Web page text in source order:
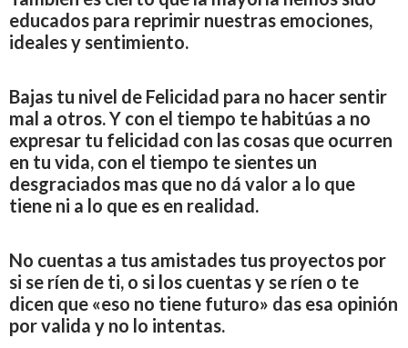
educados para reprimir nuestras emociones,
ideales y sentimiento.
Bajas tu nivel de Felicidad para no hacer sentir
mal a otros. Y con el tiempo te habitúas a no
expresar tu felicidad con las cosas que ocurren
en tu vida, con el tiempo te sientes un
desgraciados mas que no dá valor a lo que
tiene ni a lo que es en realidad.
No cuentas a tus amistades tus proyectos por
si se ríen de ti, o si los cuentas y se ríen o te
dicen que «eso no tiene futuro» das esa opinión
por valida y no lo intentas.